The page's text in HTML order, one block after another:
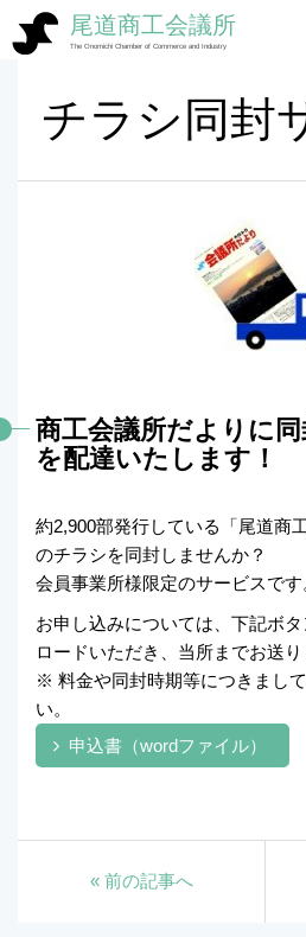
尾道商工会議所
The Onomichi Chamber of Commerce and Industry
ホーム>ピックアップ>チラシ同封サー
チラシ同封
商工会議所だよりに
を配達いたします！
約2,900部発行している「尾道商
のチラシを同封しませんか？
会員事業所様限定のサービスです
お申し込みについては、下記ボ
ロードいただき、当所までお送り
※ 料金や同封時期等につきまし
い。
申込書（wordファイル）
«前の記事へ